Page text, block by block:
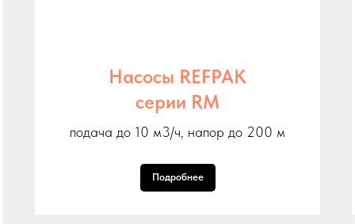
Насосы REFPAK
серии RM
подача до 10 м3/ч, напор до 200 м
Подробнее